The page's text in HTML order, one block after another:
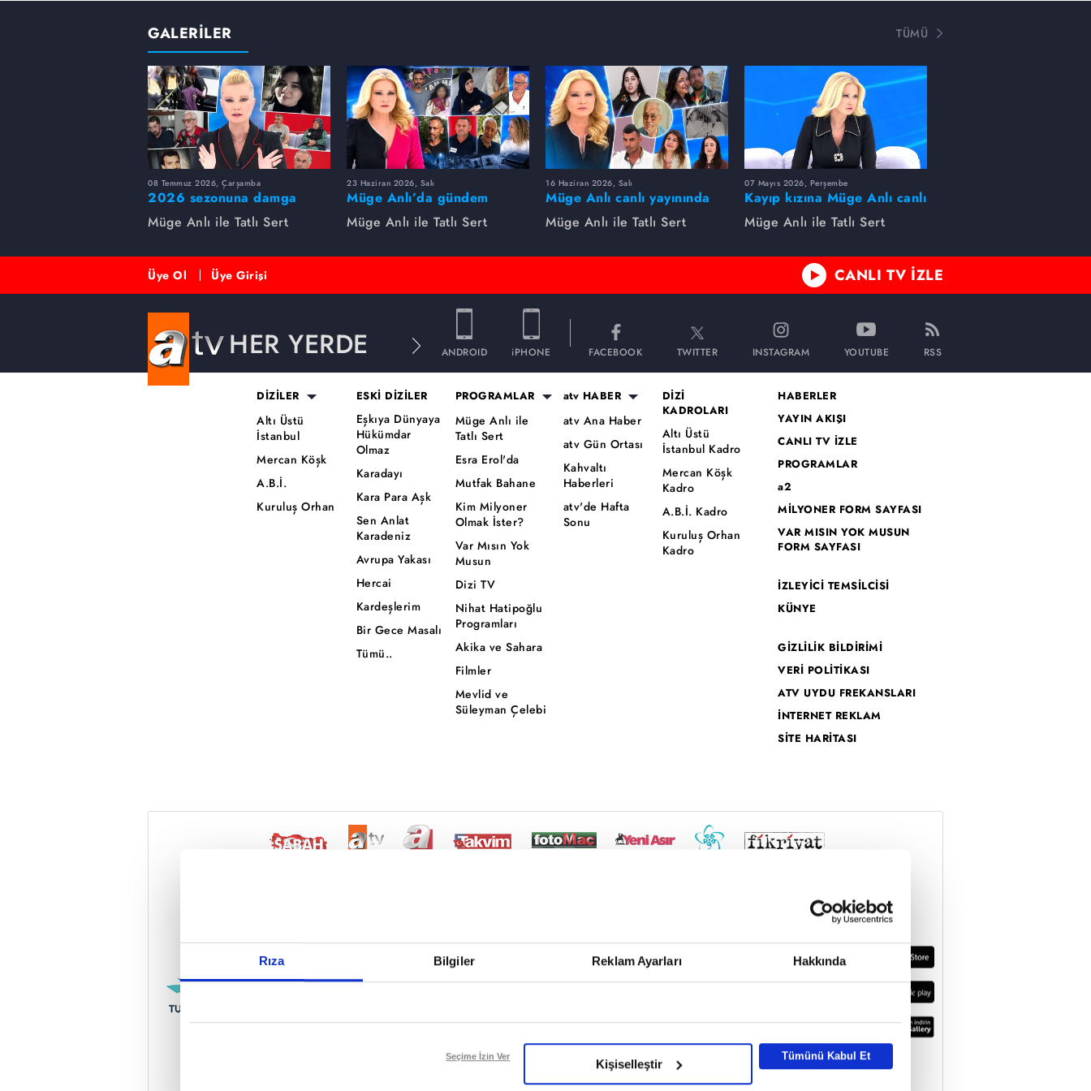
Rıza Bilgiler Reklam Ayarları Hakkında
Reddet
Seçime İzin Ver
Kişiselleştir
Tümünü Kabul Et
GALERİLER TÜMÜ
08 Temmuz 2026, Çarşamba
2026 sezonuna damga
vuran 5 Müge Anlı
dosyası...
Müge Anlı ile Tatlı Sert
23 Haziran 2026, Salı
Müge Anlı’da gündem
sarsıldı! Kayıp dosyaları ve
aile ihanetleri herkesi şoke
Müge Anlı ile Tatlı Sert
16 Haziran 2026, Salı
Müge Anlı canlı yayınında
dikkat çeken gelişmeler
yaşandı. Kayıp,
Müge Anlı ile Tatlı Sert
07 Mayıs 2026, Perşembe
Kayıp kızına Müge Anlı canlı
yayında kavuştu
Müge Anlı ile Tatlı Sert
Üye Ol Üye Girişi CANLI TV İZLE
HER YERDE ANDROID iPHONE FACEBOOK TWITTER INSTAGRAM YOUTUBE RSS
DİZİLER
Altı Üstü
İstanbul
Mercan Köşk
A.B.İ.
Kuruluş Orhan
ESKİ DİZİLER
Eşkıya Dünyaya
Hükümdar
Olmaz
Karadayı
Kara Para Aşk
Sen Anlat
Karadeniz
Avrupa Yakası
Hercai
Kardeşlerim
Bir Gece Masalı
Tümü..
PROGRAMLAR
Müge Anlı ile
Tatlı Sert
Esra Erol'da
Mutfak Bahane
Kim Milyoner
Olmak İster?
Var Mısın Yok
Musun
Dizi TV
Nihat Hatipoğlu
Programları
Akika ve Sahara
Filmler
Mevlid ve
Süleyman Çelebi
atv HABER
atv Ana Haber
atv Gün Ortası
Kahvaltı
Haberleri
atv'de Hafta
Sonu
DİZİ
KADROLARI
Altı Üstü
İstanbul Kadro
Mercan Köşk
Kadro
A.B.İ. Kadro
Kuruluş Orhan
Kadro
HABERLER
YAYIN AKIŞI
CANLI TV İZLE
PROGRAMLAR
a2
MİLYONER FORM SAYFASI
VAR MISIN YOK MUSUN
FORM SAYFASI
İZLEYİCİ TEMSİLCİSİ
KÜNYE
GİZLİLİK BİLDİRİMİ
VERİ POLİTİKASI
ATV UYDU FREKANSLARI
İNTERNET REKLAM
SİTE HARİTASI